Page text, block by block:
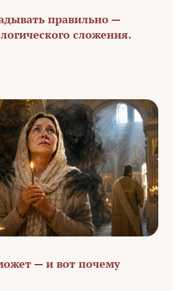
правильно —
сложения.
— и вот почему